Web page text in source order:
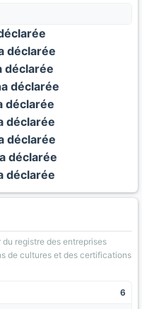
déclarée
déclarée
déclarée
déclarée
déclarée
déclarée
déclarée
déclarée
registre des entreprises
de cultures et des certifications
6